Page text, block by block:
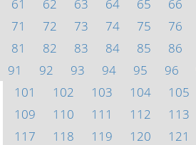
61
62 63 64 65 66
71
72 73 74 75 76
81
82 83 84 85 86
91
92 93 94 95 96
101
102 103 104 105
109
110 111 112 113
117
118 119 120 121